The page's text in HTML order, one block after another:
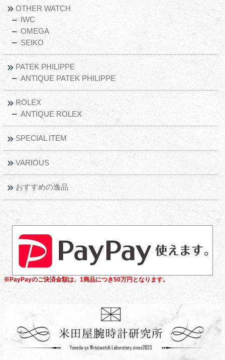
OTHER WATCH
IWC
OMEGA
SEIKO
PATEK PHILIPPE
ANTIQUE PATEK PHILIPPE
ROLEX
ANTIQUE ROLEX
SPECIAL ITEM
VARIOUS
おすすめの逸品
※PayPayのご決済金額は、1商品につき50万円となります。